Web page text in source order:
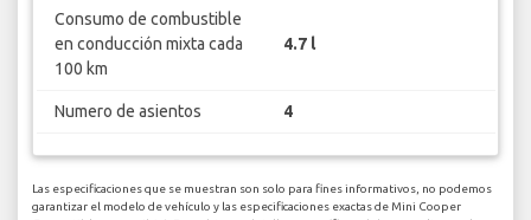
Consumo de combustible
en conducción mixta cada
100 km
4.7 l
Numero de asientos 4
Las especificaciones que se muestran son solo para fines informativos, no podemos
garantizar el modelo de vehículo y las especificaciones exactas de Mini Cooper